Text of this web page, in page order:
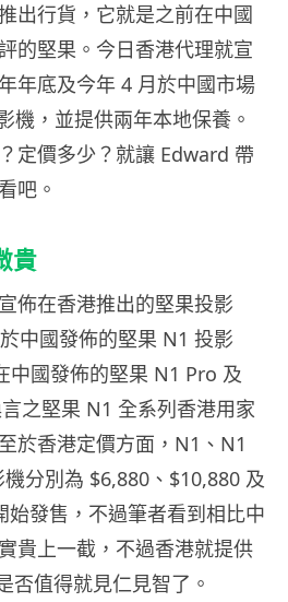
出行貨，它就是之前在中國
的堅果。今日香港代理就宣
年底及今年 4 月於中國市場
機，並提供兩年本地保養。
定價多少？就讓 Edward 帶
吧。
貴
佈在香港推出的堅果投影
中國發佈的堅果 N1 投影
中國發佈的堅果 N1 Pro 及
之堅果 N1 全系列香港用家
於香港定價方面，N1、N1
分別為 $6,880、$10,880 及
始發售，不過筆者看到相比中
貴上一截，不過香港就提供
否值得就見仁見智了。